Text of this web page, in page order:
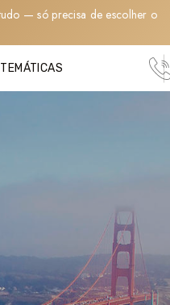
— só precisa de escolher o